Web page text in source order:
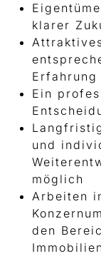
klarer
Erfahrung
Ein
und
möglich
Arbeiten
den